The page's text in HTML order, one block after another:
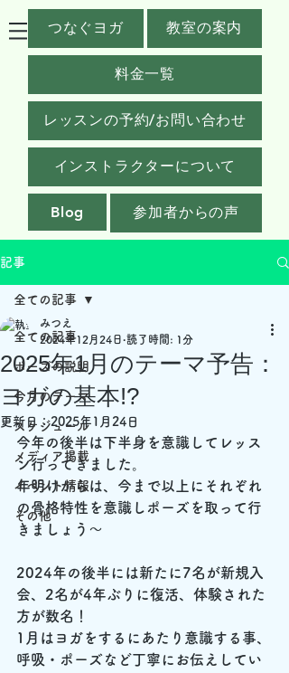
つなぐヨガ 教室の案内
料金一覧
レッスンの予約/お問い合わせ
インストラクターについて
Blog 参加者からの声
記事
全ての記事
ポーズの説明
今月のテーマ
スケジュール
メディア掲載
イベント情報
その他
全ての記事
2025年1月のテーマ予告：
ヨガの基本!?
みつえ
2024年12月24日 読了時間: 1分
更新日：2025年1月24日
今年の後半は下半身を意識してレッス
ン行ってきました。
年明けからは、今まで以上にそれぞれ
の骨格特性を意識しポーズを取って行
きましょう～
2024年の後半には新たに7名が新規入
会、2名が4年ぶりに復活、体験された
方が数名！
1月はヨガをするにあたり意識する事、
呼吸・ポーズなど丁寧にお伝えしてい